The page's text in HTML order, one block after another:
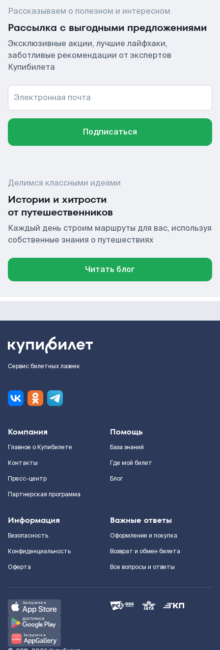
Рассказываем о полезном и интересном
Рассылка с выгодными предложениями
Эксклюзивные акции, лучшие лайфхаки,
заботливые рекомендации от экспертов
Купибилета
Электронная почта
Подписаться
Делимся классными идеями
Истории и хитрости
от путешественников
Каждый день строим маршруты для вас, используя
собственные знания о путешествиях
Читать блог
Сервис билетных лазеек
Компания
Главное о Купибилете
Контакты
Пресс-центр
Партнерская программа
Помощь
База знаний
Где мой билет
Блог
Информация
Безопасность
Конфиденциальность
Оферта
Важные ответы
Оформление и покупка
Возврат и обмен билета
Все вопросы и ответы